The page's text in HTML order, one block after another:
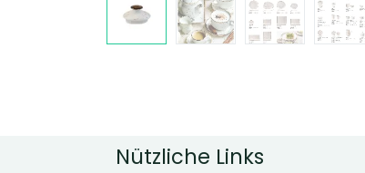
Nützliche Links